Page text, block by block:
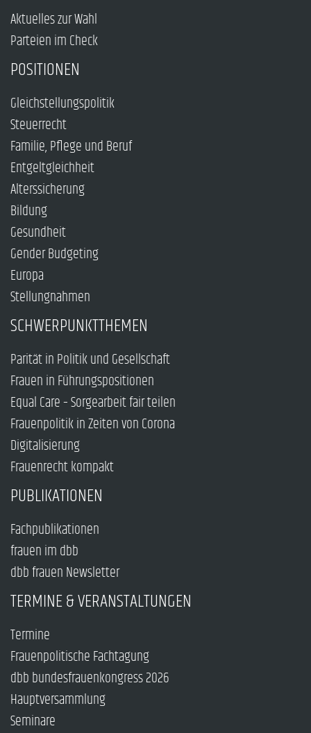
Aktuelles zur Wahl
Parteien im Check
POSITIONEN
Gleichstellungspolitik
Steuerrecht
Familie, Pflege und Beruf
Entgeltgleichheit
Alterssicherung
Bildung
Gesundheit
Gender Budgeting
Europa
Stellungnahmen
SCHWERPUNKTTHEMEN
Parität in Politik und Gesellschaft
Frauen in Führungspositionen
Equal Care – Sorgearbeit fair teilen
Frauenpolitik in Zeiten von Corona
Digitalisierung
Frauenrecht kompakt
PUBLIKATIONEN
Fachpublikationen
frauen im dbb
dbb frauen Newsletter
TERMINE & VERANSTALTUNGEN
Termine
Frauenpolitische Fachtagung
dbb bundesfrauenkongress 2026
Hauptversammlung
Seminare